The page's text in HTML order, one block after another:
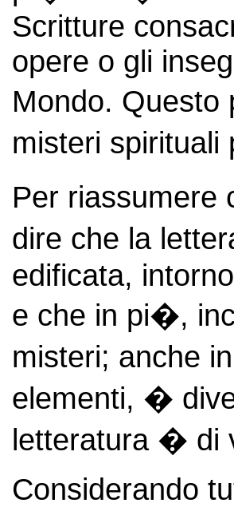
Scritture
opere o gli
Mondo.
misteri
Per
dire che la
edificata,
e che in pi�,
misteri; anche
elementi, �
letteratura � di
Considerando